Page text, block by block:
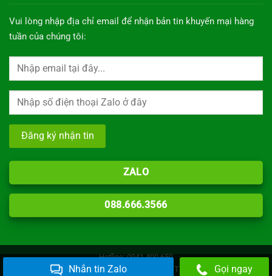
Vui lòng nhập địa chỉ email để nhận bản tin khuyến mại hàng
tuần của chúng tôi:
ZALO
088.666.3566
Hotline: 0941.400.650
Copyright 2026 © Giao diện bản quyền Inox TK
Nhắn tin Zalo Gọi ngay